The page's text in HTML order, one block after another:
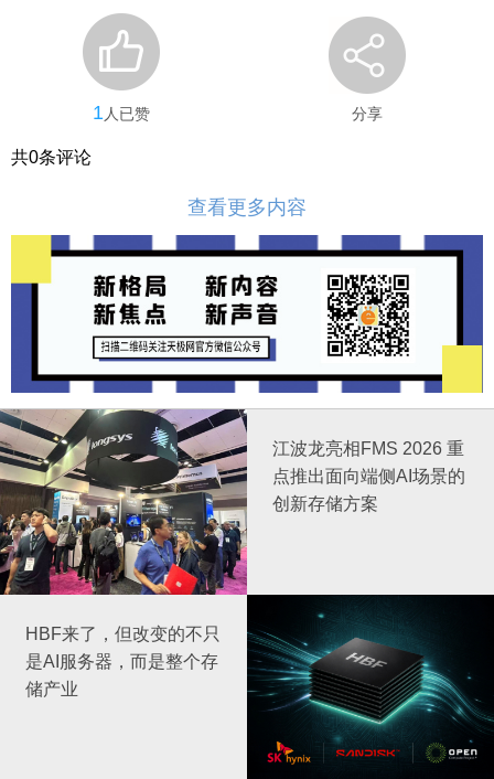
1 人已赞 分享
共0条评论
查看更多内容
江波龙亮相FMS 2026 重
点推出面向端侧AI场景的
创新存储方案
HBF来了，但改变的不只
是AI服务器，而是整个存
储产业